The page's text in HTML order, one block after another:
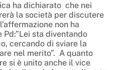
ha dichiarato che nei
la società per discutere
non ha
Pd:”Lei sta diventando
cercando di sviare la
nel merito”. A quanto
si è unito anche il vice